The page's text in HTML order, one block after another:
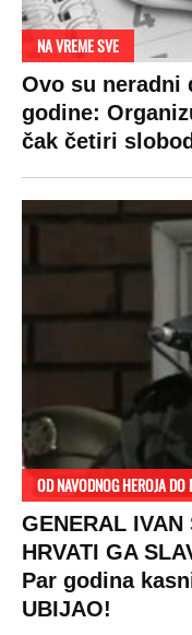
DRAMA ZBOG LJUBAVNE
Zbog svadbe
proradio
tako: "Ti si
RAJ!
Žene u Srbiji su
ogledaju se,
koštaju 100